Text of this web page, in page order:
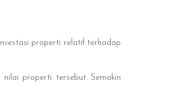
properti relatif terhadap
properti tersebut. Semakin